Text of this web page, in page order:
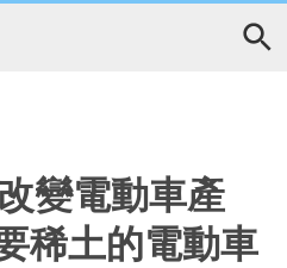
變電動車產
稀土的電動車